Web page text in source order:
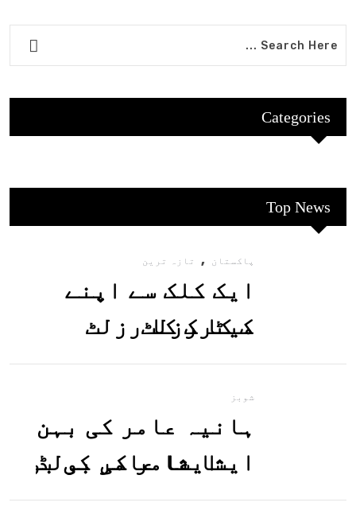
Categories
Top News
پاکستان , تازہ ترین
ایک کلک سے اپنے
میٹرک کا رزلٹ
معلوم کریں
شوبز
ہانیہ عامر کی بہن
ایشا عامر کی بولڈ
تصاویر وائرل ہو